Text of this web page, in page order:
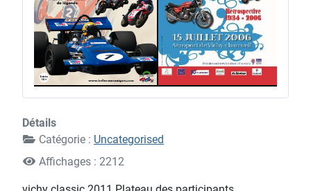
2 1
Détails
Catégorie : Uncategorised
Affichages : 2212